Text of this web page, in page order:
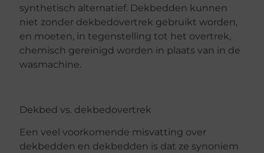
synthetisch alternatief. Dekbedden kunnen
niet zonder dekbedovertrek gebruikt worden,
en moeten, in tegenstelling tot het overtrek,
chemisch gereinigd worden in plaats van in de
wasmachine.
Dekbed vs. dekbedovertrek
Een veel voorkomende misvatting over
dekbedden en dekbedden is dat ze synoniem